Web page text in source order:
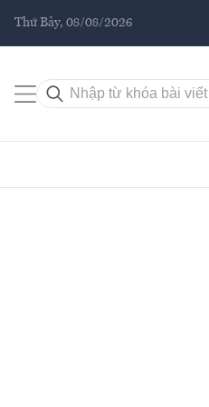
Thứ Bảy, 08/08/2026